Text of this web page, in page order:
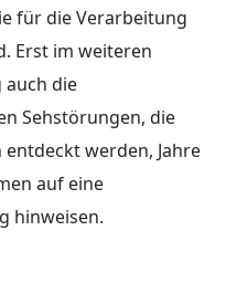
für die Verarbeitung
Erst im weiteren
die
Sehstörungen, die
werden, Jahre
auf eine
hinweisen.